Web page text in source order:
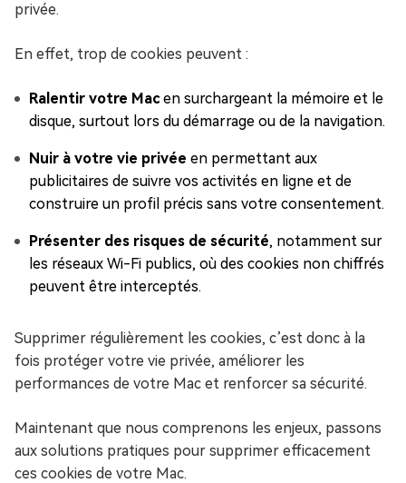
privée.
En effet, trop de cookies peuvent :
Ralentir votre Macen surchargeant la mémoire et le
disque, surtout lors du démarrage ou de la navigation.
Nuir à votre vie privée en permettant aux
publicitaires de suivre vos activités en ligne et de
construire un profil précis sans votre consentement.
Présenter des risques de sécurité, notamment sur
les réseaux Wi-Fi publics, où des cookies non chiffrés
peuvent être interceptés.
Supprimer régulièrement les cookies, c’est donc à la
fois protéger votre vie privée, améliorer les
performances de votre Mac et renforcer sa sécurité.
Maintenant que nous comprenons les enjeux, passons
aux solutions pratiques pour supprimer efficacement
ces cookies de votre Mac.